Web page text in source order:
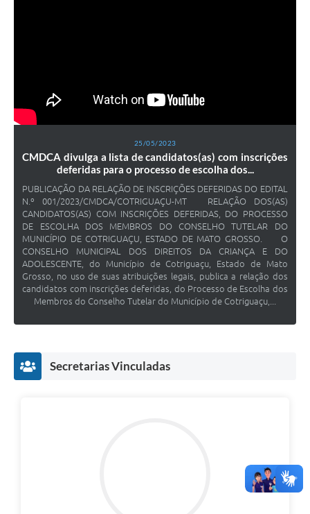
25/05/2023
CMDCA divulga a lista de candidatos(as) com inscrições
deferidas para o processo de escolha dos...
PUBLICAÇÃO DA RELAÇÃO DE INSCRIÇÕES DEFERIDAS DO EDITAL
N.º 001/2023/CMDCA/COTRIGUAÇU-MT RELAÇÃO DOS(AS)
CANDIDATOS(AS) COM INSCRIÇÕES DEFERIDAS, DO PROCESSO
DE ESCOLHA DOS MEMBROS DO CONSELHO TUTELAR DO
MUNICÍPIO DE COTRIGUAÇU, ESTADO DE MATO GROSSO. O
CONSELHO MUNICIPAL DOS DIREITOS DA CRIANÇA E DO
ADOLESCENTE, do Município de Cotriguaçu, Estado de Mato
Grosso, no uso de suas atribuições legais, publica a relação dos
candidatos com inscrições deferidas, do Processo de Escolha dos
Membros do Conselho Tutelar do Município de Cotriguaçu,...
Secretarias Vinculadas